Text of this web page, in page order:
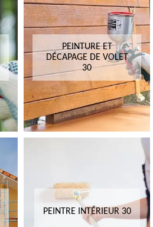
PEINTURE ET
DÉCAPAGE DE VOLET
30
PEINTRE INTÉRIEUR 30